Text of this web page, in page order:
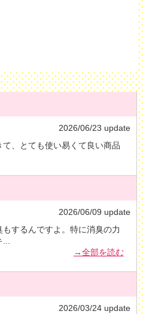
2026/06/23 update
、とても使い易くて良い商品
2026/06/09 update
するんですよ。特に消臭の力
...
→全部を読む
2026/03/24 update